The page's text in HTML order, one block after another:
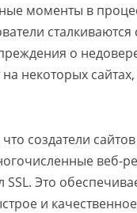
моменты в
о
некоторых
создатели
веб-
Это
и